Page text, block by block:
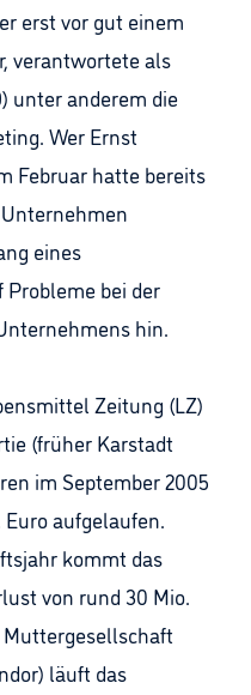
erst vor gut einem
verantwortete als
unter anderem die
Wer Ernst
Februar hatte bereits
eines
bei der
hin.
Zeitung (LZ)
(früher Karstadt
im September 2005
Euro aufgelaufen.
kommt das
von rund 30 Mio.
läuft das